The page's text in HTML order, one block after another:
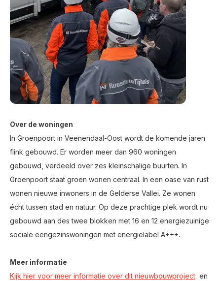
Over de woningen
In Groenpoort in Veenendaal-Oost wordt de komende jaren
flink gebouwd. Er worden meer dan 960 woningen
gebouwd, verdeeld over zes kleinschalige buurten. In
Groenpoort staat groen wonen centraal. In een oase van rust
wonen nieuwe inwoners in de Gelderse Vallei. Ze wonen
écht tussen stad en natuur. Op deze prachtige plek wordt nu
gebouwd aan des twee blokken met 16 en 12 energiezuinige
sociale eengezinswoningen met energielabel A+++.
Meer informatie
Kijk hier voor meer informatie over dit nieuwbouwproject en